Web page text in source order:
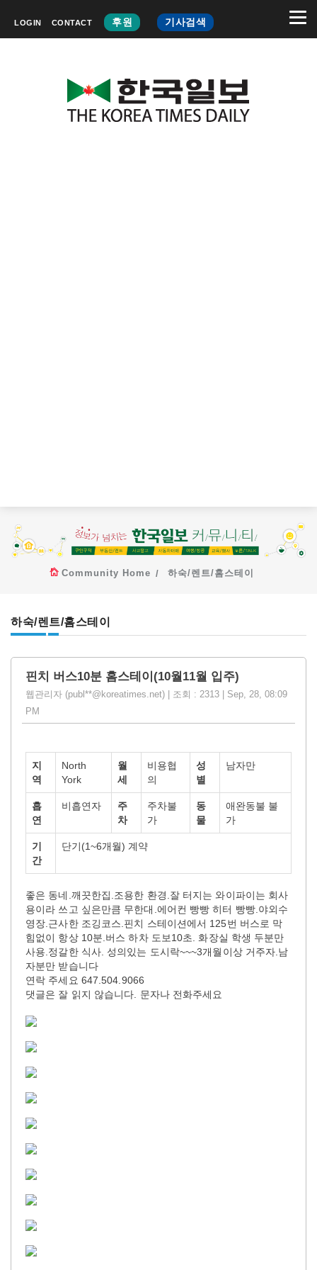
LOGIN CONTACT 후원 기사검색
Community Home 하숙/렌트/홈스테이
하숙/렌트/홈스테이
핀치 버스10분 홈스테이(10월11월 입주)
웹관리자 (publ**@koreatimes.net) | 조회 : 2313 | Sep, 28, 08:09
PM
지
역
North
York
월
세
비용협
의
성
별
남자만
흡
연
비흡연자
주
차
주차불
가
동
물
애완동불 불
가
기
간
단기(1~6개월) 계약
좋은 동네.깨끗한집.조용한 환경.잘 터지는 와이파이는 회사
용이라 쓰고 싶은만큼 무한대.에어컨 빵빵 히터 빵빵.야외수
영장.근사한 조깅코스.핀치 스테이션에서 125번 버스로 막
힘없이 항상 10분.버스 하차 도보10초. 화장실 학생 두분만
사용.정갈한 식사. 성의있는 도시락~~~3개월이상 거주자.남
자분만 받습니다
연락 주세요 647.504.9066
댓글은 잘 읽지 않습니다. 문자나 전화주세요